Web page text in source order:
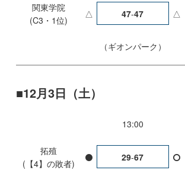
関東学院
(C3・1位)
△ 47-47 △
ギオンパーク
12月3日（土）
13:00
拓殖
(【4】の敗者)
29-67